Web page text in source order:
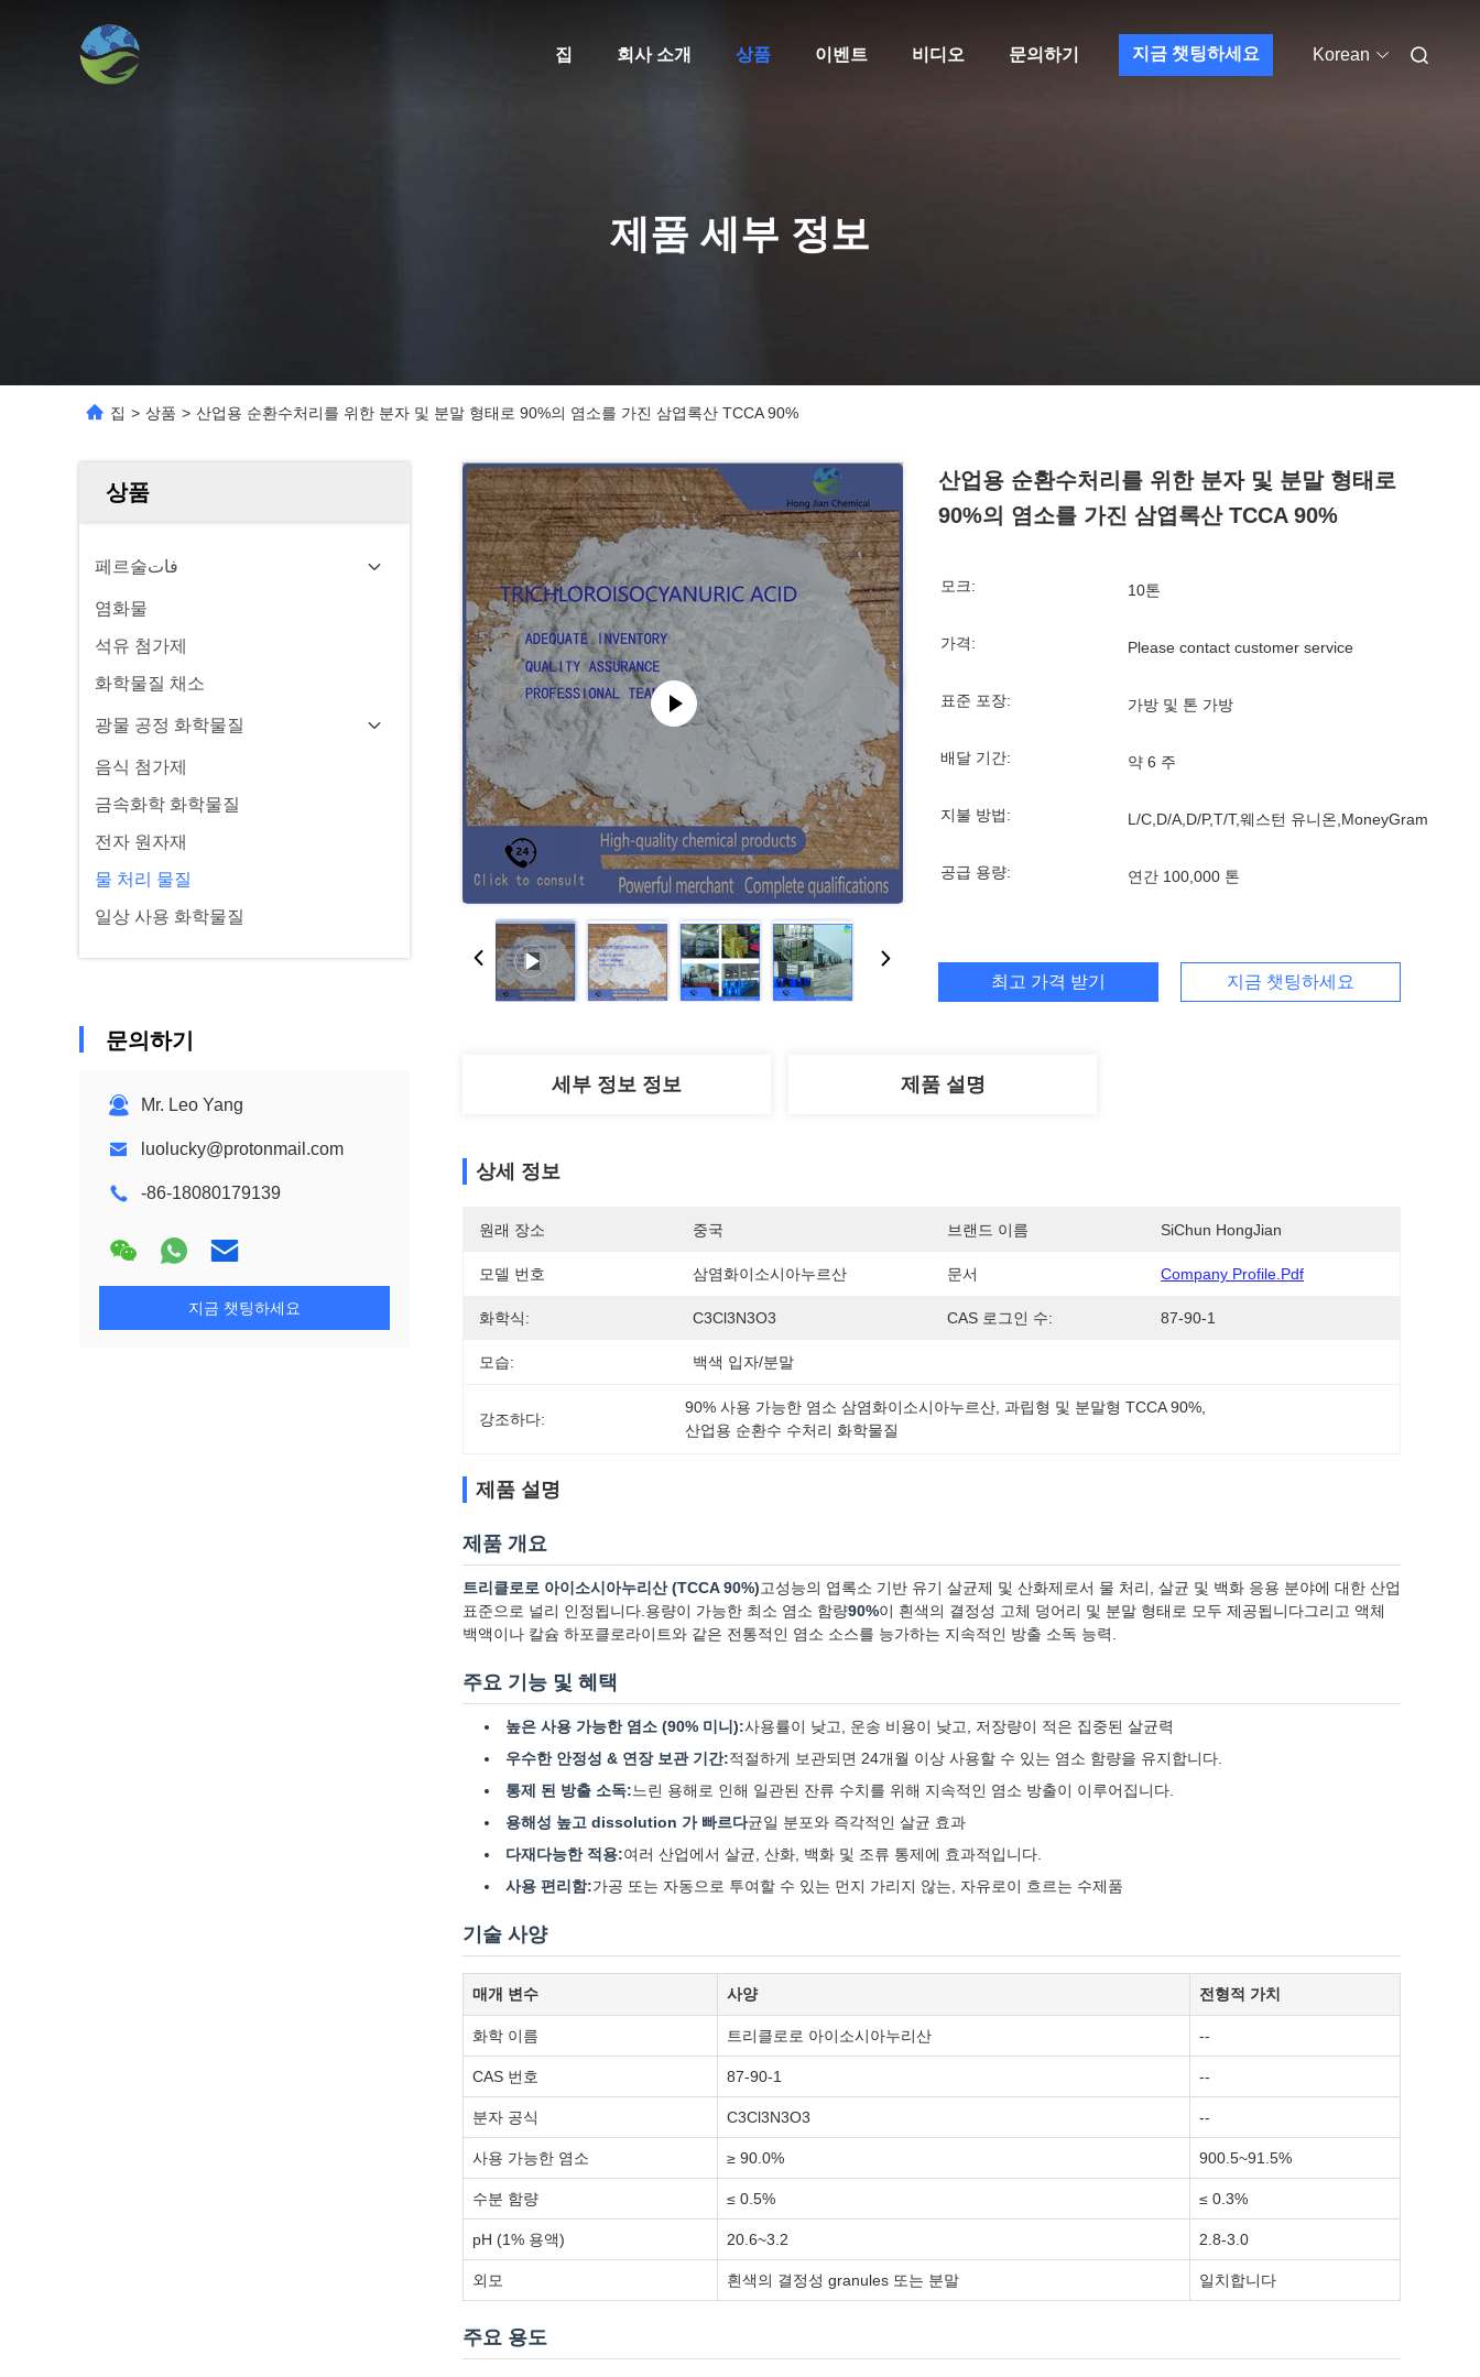
집 회사 소개 상품 이벤트 비디오 문의하기 지금 챗팅하세요 Korean
제품 세부 정보
집 > 상품 > 산업용 순환수처리를 위한 분자 및 분말 형태로 90%의 염소를 가진 삼엽록산 TCCA 90%
상품
페르술فات
염화물
석유 첨가제
화학물질 채소
광물 공정 화학물질
음식 첨가제
금속화학 화학물질
전자 원자재
물 처리 물질
일상 사용 화학물질
문의하기
Mr. Leo Yang
luolucky@protonmail.com
-86-18080179139
지금 챗팅하세요
산업용 순환수처리를 위한 분자 및 분말 형태로
90%의 염소를 가진 삼엽록산 TCCA 90%
모크: 10톤
가격: Please contact customer service
표준 포장: 가방 및 톤 가방
배달 기간: 약 6 주
지불 방법: L/C,D/A,D/P,T/T,웨스턴 유니온,MoneyGram
공급 용량: 연간 100,000 톤
최고 가격 받기 지금 챗팅하세요
세부 정보 정보 제품 설명
상세 정보
원래 장소 중국 브랜드 이름 SiChun HongJian
모델 번호 삼염화이소시아누르산 문서 Company Profile.pdf
화학식: C3Cl3N3O3 CAS 로그인 수: 87-90-1
모습: 백색 입자/분말
강조하다:
90% 사용 가능한 염소 삼염화이소시아누르산 , 과립형 및 분말형 TCCA 90%
산업용 순환수 수처리 화학물질
제품 설명
제품 개요
트리클로로 아이소시아누리산 (TCCA 90%)고성능의 엽록소 기반 유기 살균제 및 산화제로서 물 처리, 살균 및 백화 응용 분야에 대한 산업
표준으로 널리 인정됩니다.용량이 가능한 최소 염소 함량90%이 흰색의 결정성 고체 덩어리 및 분말 형태로 모두 제공됩니다그리고 액체
백액이나 칼슘 하포클로라이트와 같은 전통적인 염소 소스를 능가하는 지속적인 방출 소독 능력.
주요 기능 및 혜택
높은 사용 가능한 염소 (90% 미니):사용률이 낮고, 운송 비용이 낮고, 저장량이 적은 집중된 살균력
우수한 안정성 & 연장 보관 기간:적절하게 보관되면 24개월 이상 사용할 수 있는 염소 함량을 유지합니다.
통제 된 방출 소독:느린 용해로 인해 일관된 잔류 수치를 위해 지속적인 염소 방출이 이루어집니다.
용해성 높고 dissolution 가 빠르다균일 분포와 즉각적인 살균 효과
다재다능한 적용:여러 산업에서 살균, 산화, 백화 및 조류 통제에 효과적입니다.
사용 편리함:가공 또는 자동으로 투여할 수 있는 먼지 가리지 않는, 자유로이 흐르는 수제품
기술 사양
매개 변수 사양 전형적 가치
화학 이름 트리클로로 아이소시아누리산 --
CAS 번호 87-90-1 --
분자 공식 C3Cl3N3O3 --
사용 가능한 염소 ≥ 90.0% 900.5~91.5%
수분 함량 ≤ 0.5% ≤ 0.3%
pH (1% 용액) 20.6~3.2 2.8-3.0
외모 흰색의 결정성 granules 또는 분말 일치합니다
주요 용도